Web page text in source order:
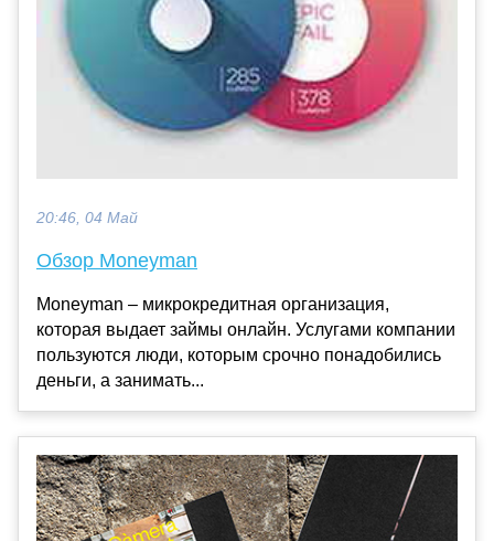
20:46, 04 Май
Обзор Moneyman
Moneyman – микрокредитная организация,
которая выдает займы онлайн. Услугами компании
пользуются люди, которым срочно понадобились
деньги, а занимать...